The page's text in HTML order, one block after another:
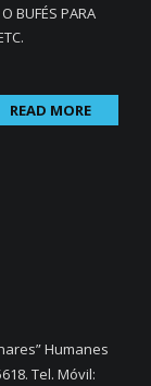
BUFÉS PARA
READ MORE
Humanes
Tel. Móvil: